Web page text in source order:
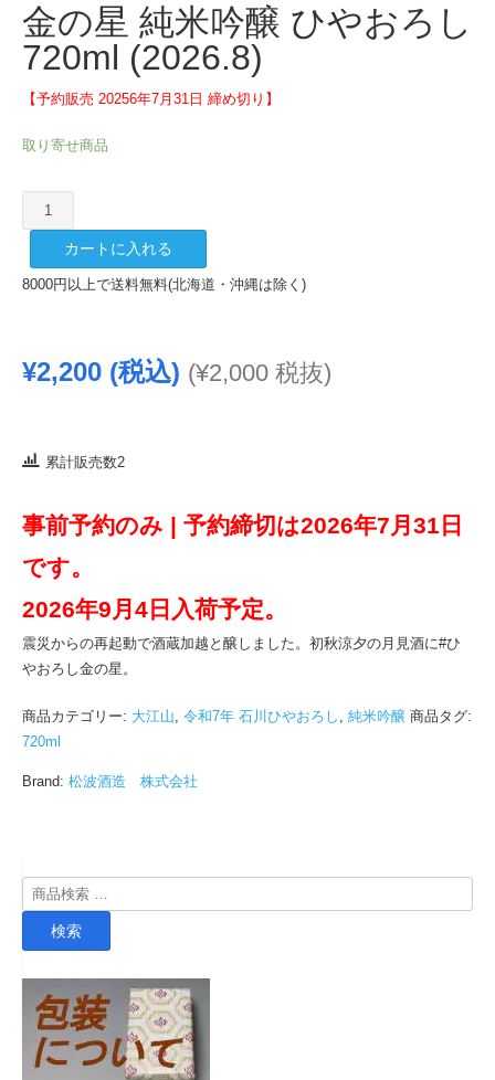
金の星 純米吟醸 ひやおろし
720ml (2026.8)
【予約販売 20256年7月31日 締め切り】
取り寄せ商品
の
純
ひ
ろ
(2026.8)
個
カートに入れる
8000円以上で送料無料(北海道・沖縄は除く)
¥2,200 (税込) (¥2,000 税抜)
累計販売数2
事前予約のみ | 予約締切は2026年7月31日
です。
2026年9月4日入荷予定。
震災からの再起動で酒蔵加越と醸しました。初秋涼夕の月見酒に#ひ
やおろし金の星。
商品カテゴリー: 大江山 令和7年 石川ひやおろし 純米吟醸 商品タグ:
720ml
Brand: 松波酒造 株式会社
検
索
検索